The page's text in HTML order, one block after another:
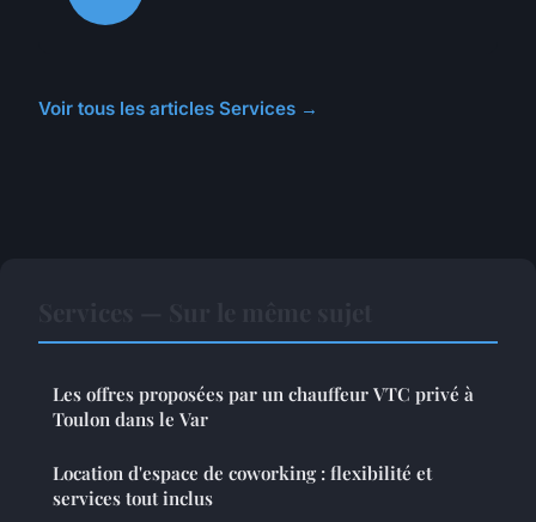
Voir tous les articles Services →
Les offres proposées par un chauffeur VTC privé à
Toulon dans le Var
Location d'espace de coworking : flexibilité et
services tout inclus